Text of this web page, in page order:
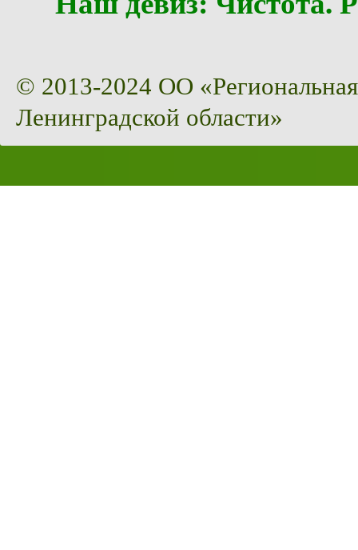
© 2013-2024 ОО
Ленинградской области»